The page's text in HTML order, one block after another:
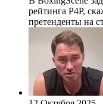
рейтинга Р4Р,
претенденты на